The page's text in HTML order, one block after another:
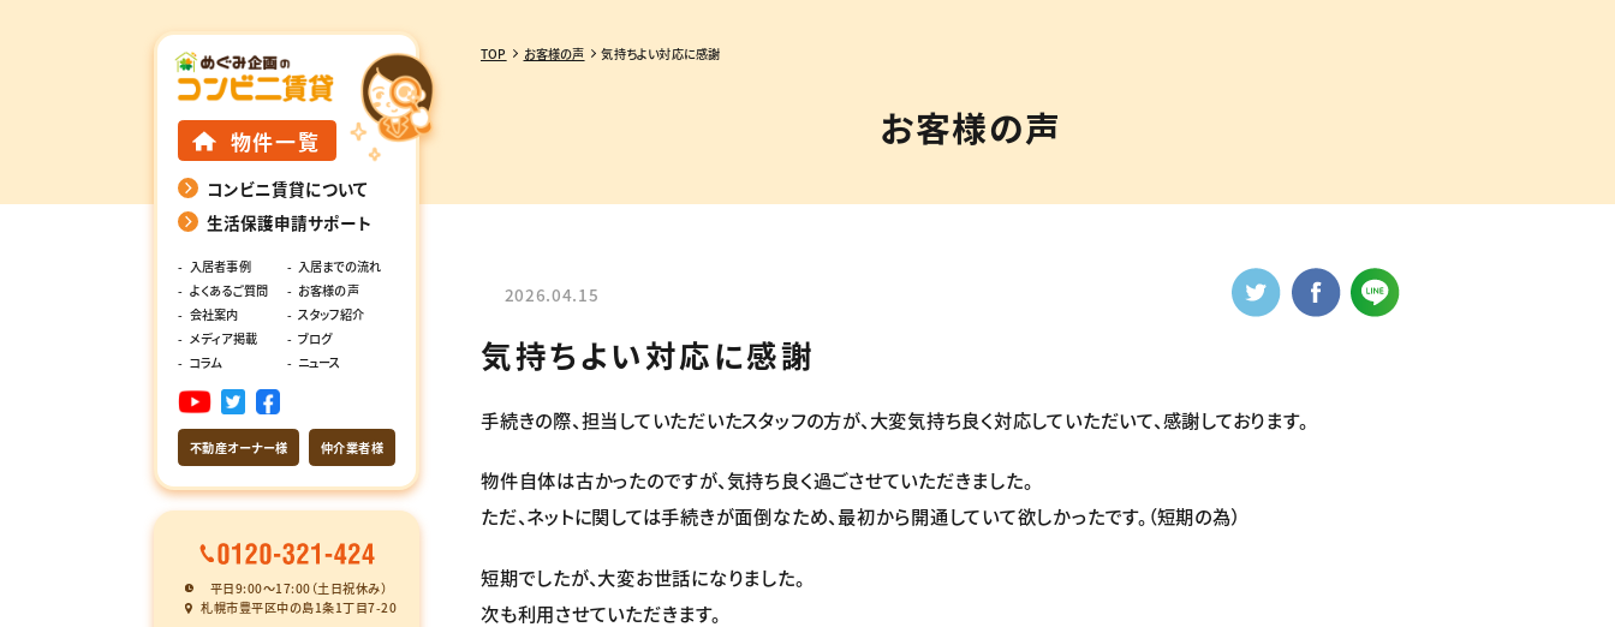
物件一覧
コンビニ賃貸について
生活保護申請サポート
入居者事例
入居までの流れ
よくあるご質問
お客様の声
会社案内
スタッフ紹介
メディア掲載
ブログ
コラム
ニュース
不動産オーナー様 仲介業者様
平日9:00〜17:00（土日祝休み）
札幌市豊平区中の島1条1丁目7-20
TOP お客様の声 気持ちよい対応に感謝
お客様の声
2026.04.15
気持ちよい対応に感謝
手続きの際、担当していただいたスタッフの方が、大変気持ち良く対応していただいて、感謝しております。
物件自体は古かったのですが、気持ち良く過ごさせていただきました。
ただ、ネットに関しては手続きが面倒なため、最初から開通していて欲しかったです。（短期の為）
短期でしたが、大変お世話になりました。
次も利用させていただきます。